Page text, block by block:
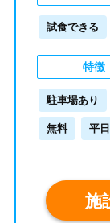
試食できる
特徴
駐車場あり
無料 平
施